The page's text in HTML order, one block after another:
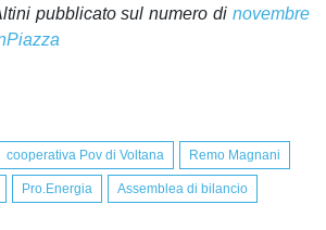
pubblicato sul numero di novembre
cooperativa Pov di Voltana Remo Magnani
Pro.Energia Assemblea di bilancio